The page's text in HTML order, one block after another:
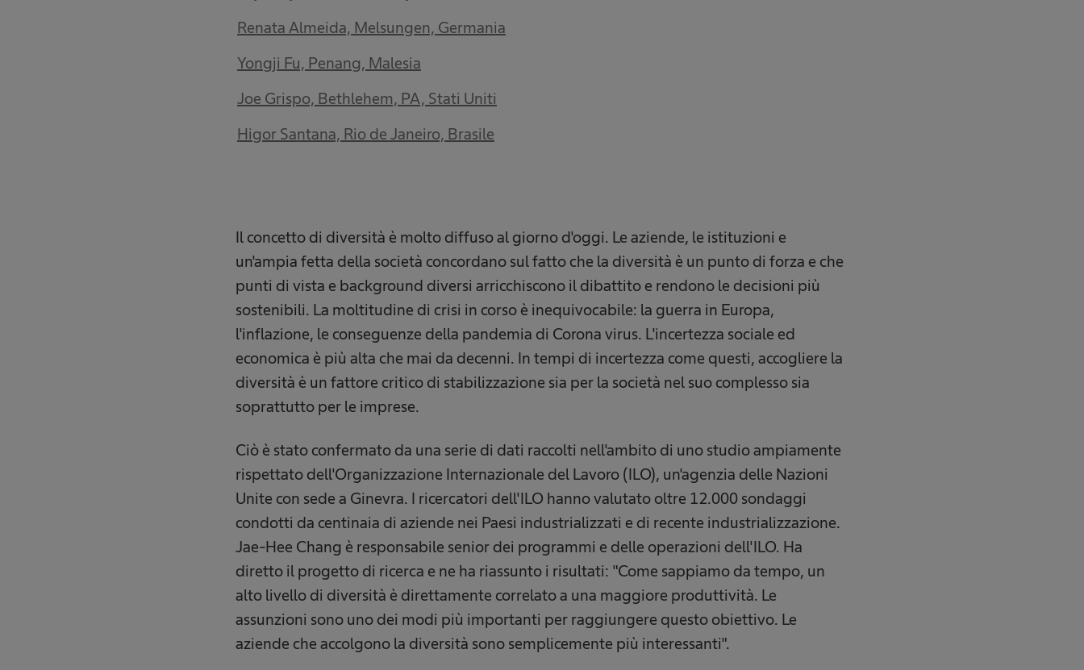
Renata Almeida, Melsungen, Germania
Yongji Fu, Penang, Malesia
Joe Grispo, Bethlehem, PA, Stati Uniti
Higor Santana, Rio de Janeiro, Brasile
Il concetto di diversità è molto diffuso al giorno d'oggi. Le aziende, le istituzioni e
un'ampia fetta della società concordano sul fatto che la diversità è un punto di forza e che
punti di vista e background diversi arricchiscono il dibattito e rendono le decisioni più
sostenibili. La moltitudine di crisi in corso è inequivocabile: la guerra in Europa,
l'inflazione, le conseguenze della pandemia di Corona virus. L'incertezza sociale ed
economica è più alta che mai da decenni. In tempi di incertezza come questi, accogliere la
diversità è un fattore critico di stabilizzazione sia per la società nel suo complesso sia
soprattutto per le imprese.
Ciò è stato confermato da una serie di dati raccolti nell'ambito di uno studio ampiamente
rispettato dell'Organizzazione Internazionale del Lavoro (ILO), un'agenzia delle Nazioni
Unite con sede a Ginevra. I ricercatori dell'ILO hanno valutato oltre 12.000 sondaggi
condotti da centinaia di aziende nei Paesi industrializzati e di recente industrializzazione.
Jae-Hee Chang è responsabile senior dei programmi e delle operazioni dell'ILO. Ha
diretto il progetto di ricerca e ne ha riassunto i risultati: "Come sappiamo da tempo, un
alto livello di diversità è direttamente correlato a una maggiore produttività. Le
assunzioni sono uno dei modi più importanti per raggiungere questo obiettivo. Le
aziende che accolgono la diversità sono semplicemente più interessanti".